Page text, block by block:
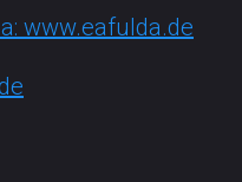
www.eafulda.de